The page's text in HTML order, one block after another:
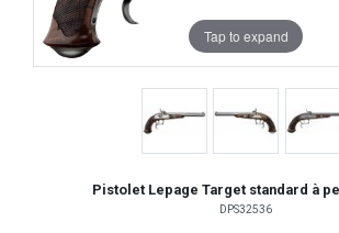
Tap to expand
Pistolet Lepage Target standard à
DPS32536